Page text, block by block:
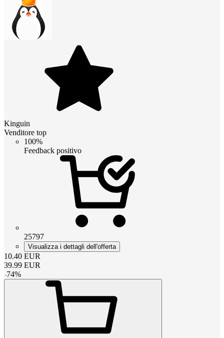
Kinguin
Venditore top
100%
Feedback positivo
25797
Visualizza i dettagli dell'offerta
10.40 EUR
39.99 EUR
-74%